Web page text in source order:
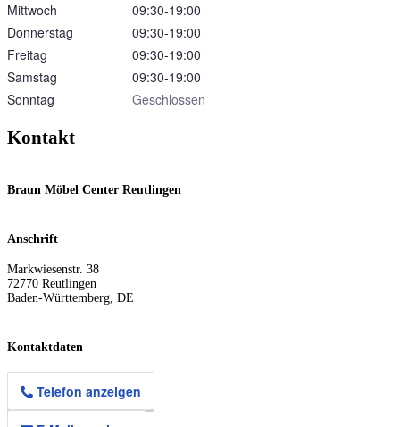
Mittwoch
09:30‑19:00
Donnerstag
09:30‑19:00
Freitag
09:30‑19:00
Samstag
09:30‑19:00
Sonntag
Geschlossen
Kontakt
Braun Möbel Center Reutlingen
Anschrift
Markwiesenstr. 38
72770 Reutlingen
Baden-Württemberg, DE
Kontaktdaten
Telefon anzeigen